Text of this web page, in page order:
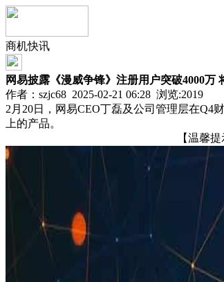
商机快讯
网易披露《漫威争锋》注册用户突破4000万
作者：szjc68 2025-02-21 06:28 浏览:2019
2月20日，网易CEO丁磊及公司管理层在Q4
上的产品。
【温馨